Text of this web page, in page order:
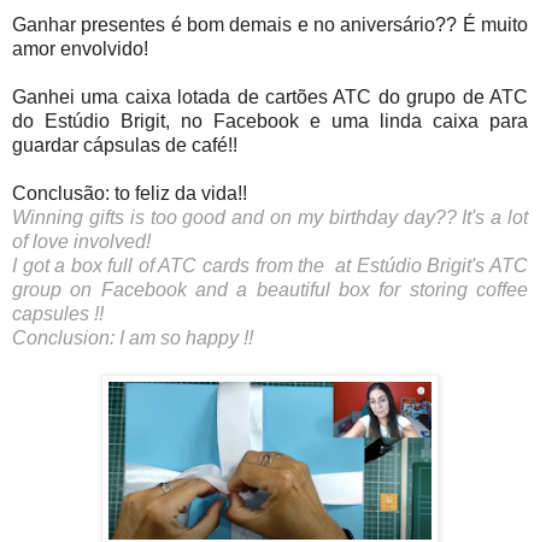
Ganhar presentes é bom demais e no aniversário?? É muito
amor envolvido!
Ganhei uma caixa lotada de cartões ATC do grupo de ATC
do Estúdio Brigit, no Facebook e uma linda caixa para
guardar cápsulas de café!!
Conclusão: to feliz da vida!!
Winning gifts is too good and on my birthday day?? It's a lot
of love involved!
I got a box full of ATC cards from the  at Estúdio Brigit's ATC
group on Facebook and a beautiful box for storing coffee
capsules !!
Conclusion: I am so happy !!